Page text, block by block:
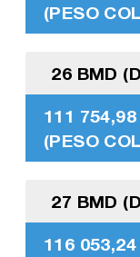
(PESO
26 BMD
111 754,98
(PESO
27 BMD
116 053,24